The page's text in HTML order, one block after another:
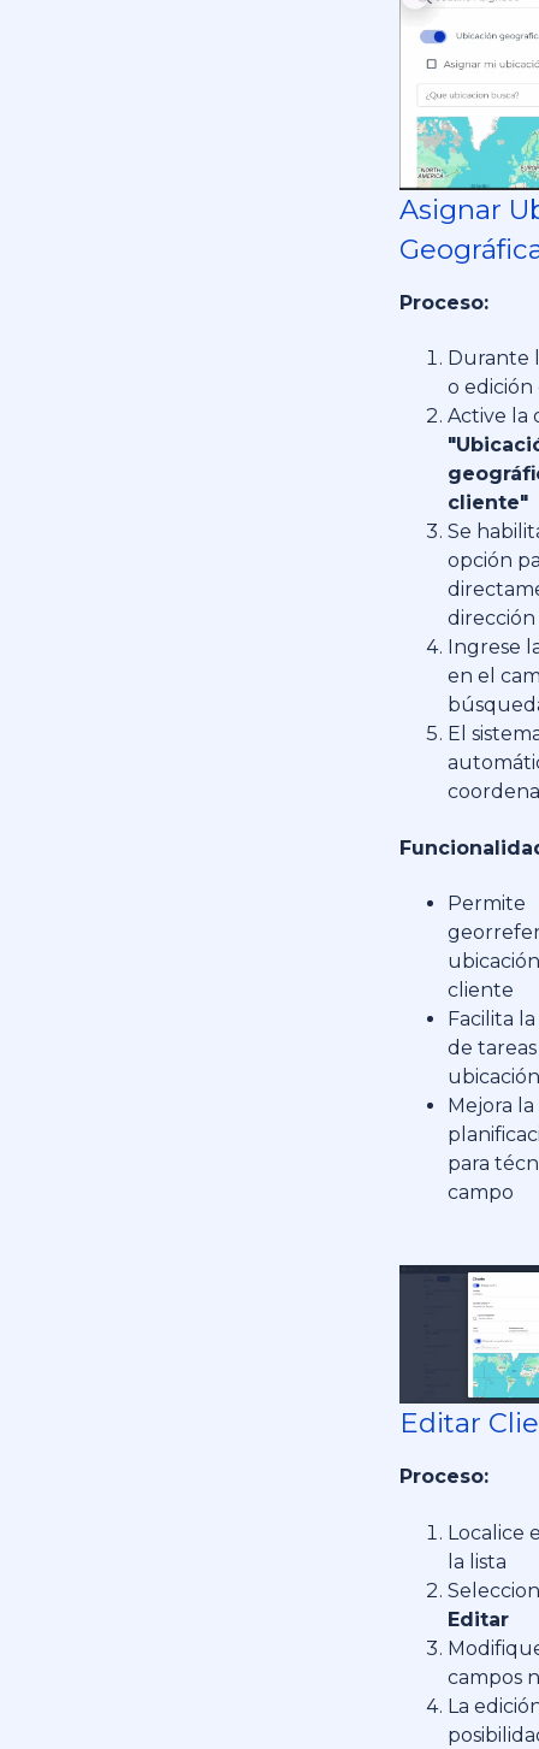
Asignar
Proceso:
Durante
o
Active la
cliente"
Se
opción
dirección
Ingrese
en el
El
Permite
cliente
Facilita
de
Mejora la
para
campo
Editar
Proceso:
Localice
la lista
Editar
campos
La